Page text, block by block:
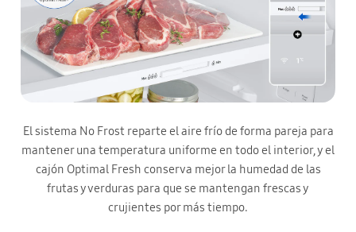
El sistema No Frost reparte el aire frío de forma pareja para
mantener una temperatura uniforme en todo el interior, y el
cajón Optimal Fresh conserva mejor la humedad de las
frutas y verduras para que se mantengan frescas y
crujientes por más tiempo.